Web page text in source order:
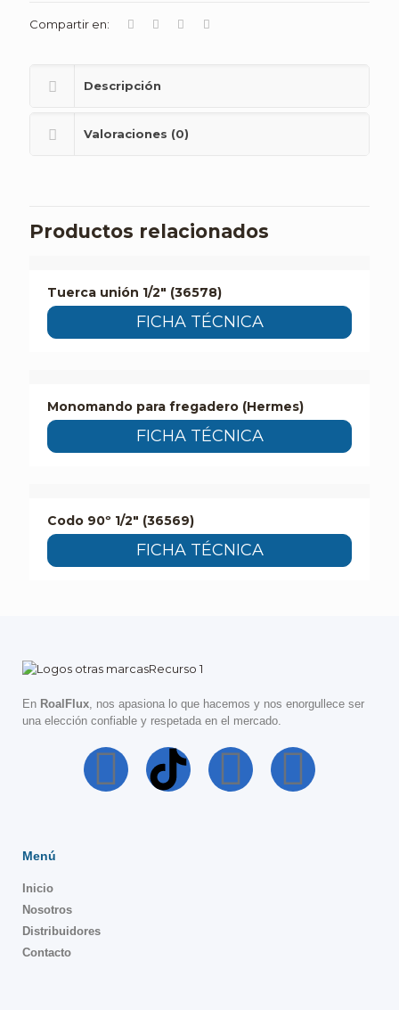
Compartir en:
Descripción
Valoraciones (0)
Productos relacionados
Tuerca unión 1/2″ (36578)
FICHA TÉCNICA
Monomando para fregadero (Hermes)
FICHA TÉCNICA
Codo 90º 1/2″ (36569)
FICHA TÉCNICA
En RoalFlux, nos apasiona lo que hacemos y nos enorgullece ser
una elección confiable y respetada en el mercado.
Menú
Inicio
Nosotros
Distribuidores
Contacto